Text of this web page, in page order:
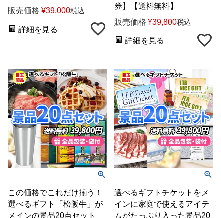
販売価格 ¥39,000税込
詳細を見る
券】【送料無料】
販売価格 ¥39,800税込
詳細を見る
この価格でこれだけ揃う！
選べるギフト「松阪牛」が
メインの景品20点セット
選べるギフトチケットをメ
インに家庭で使えるアイテ
ムがたっぷり入った景品20